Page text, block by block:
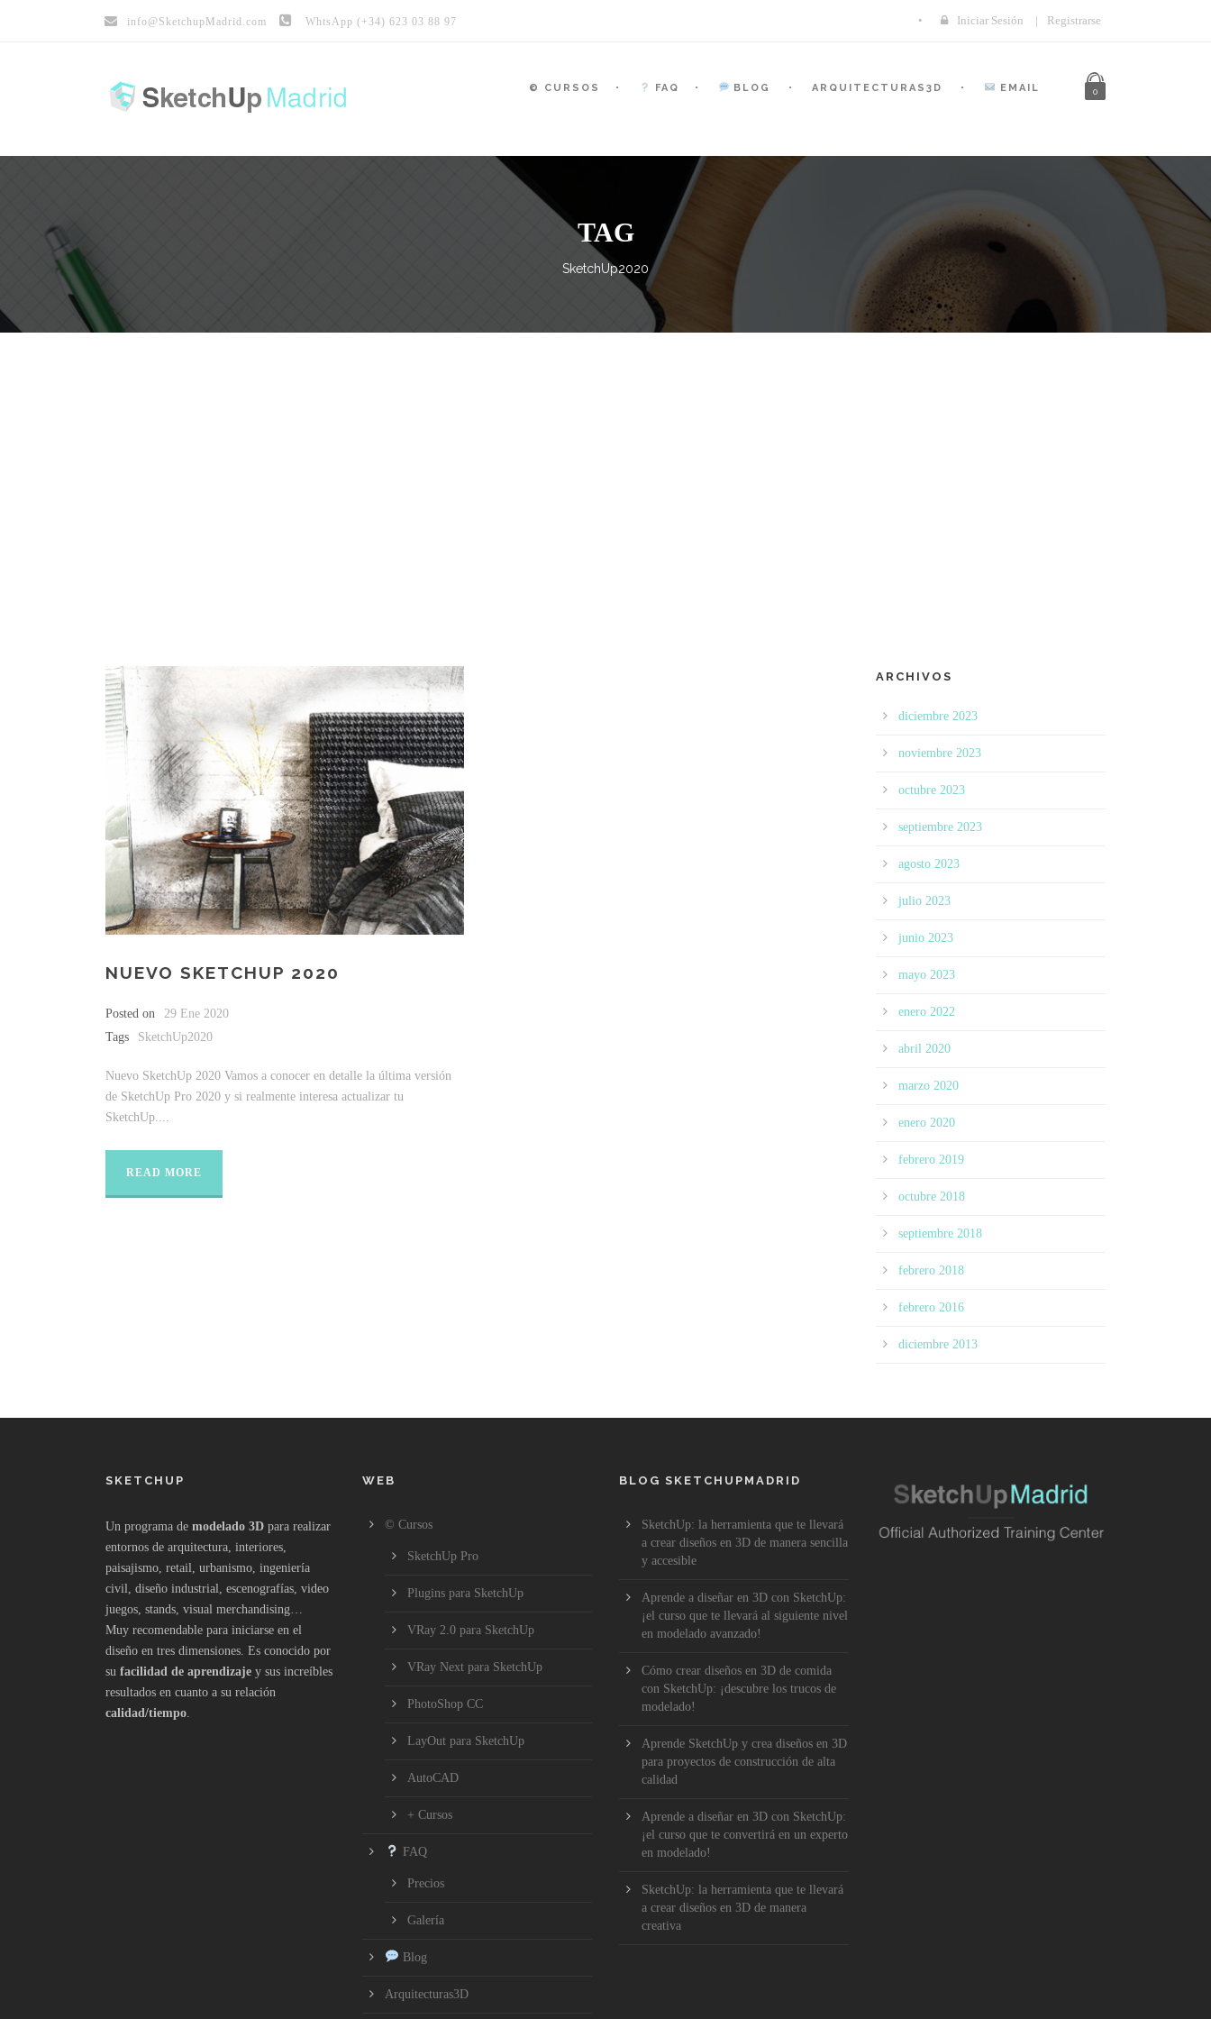
info@SketchupMadrid.com WhtsApp (+34) 623 03 88 97 Iniciar Sesión | Registrarse
© CURSOS FAQ BLOG ARQUITECTURAS3D EMAIL 0
TAG
SketchUp2020
NUEVO SKETCHUP 2020
Posted on
29 Ene 2020
Tags
SketchUp2020
Nuevo SketchUp 2020 Vamos a conocer en detalle la última versión
de SketchUp Pro 2020 y si realmente interesa actualizar tu
SketchUp....
READ MORE
ARCHIVOS
diciembre 2023
noviembre 2023
octubre 2023
septiembre 2023
agosto 2023
julio 2023
junio 2023
mayo 2023
enero 2022
abril 2020
marzo 2020
enero 2020
febrero 2019
octubre 2018
septiembre 2018
febrero 2018
febrero 2016
diciembre 2013
SKETCHUP
Un programa de modelado 3D para realizar
entornos de arquitectura, interiores,
paisajismo, retail, urbanismo, ingeniería
civil, diseño industrial, escenografías, video
juegos, stands, visual merchandising…
Muy recomendable para iniciarse en el
diseño en tres dimensiones. Es conocido por
su facilidad de aprendizaje y sus increíbles
resultados en cuanto a su relación
calidad/tiempo.
WEB
© Cursos
SketchUp Pro
Plugins para SketchUp
VRay 2.0 para SketchUp
VRay Next para SketchUp
PhotoShop CC
LayOut para SketchUp
AutoCAD
+ Cursos
FAQ
Precios
Galería
Blog
Arquitecturas3D
BLOG SKETCHUPMADRID
SketchUp: la herramienta que te llevará
a crear diseños en 3D de manera sencilla
y accesible
Aprende a diseñar en 3D con SketchUp:
¡el curso que te llevará al siguiente nivel
en modelado avanzado!
Cómo crear diseños en 3D de comida
con SketchUp: ¡descubre los trucos de
modelado!
Aprende SketchUp y crea diseños en 3D
para proyectos de construcción de alta
calidad
Aprende a diseñar en 3D con SketchUp:
¡el curso que te convertirá en un experto
en modelado!
SketchUp: la herramienta que te llevará
a crear diseños en 3D de manera
creativa